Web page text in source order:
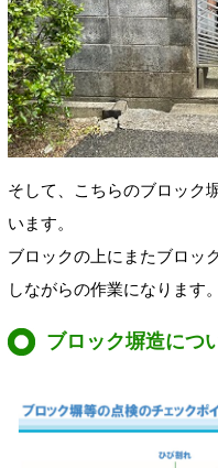
そして、こちらのブロック
います。
ブロックの上にまたブロッ
しながらの作業になります。
ブロック塀造につ